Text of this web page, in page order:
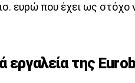
ευρώ που έχει ως
εργαλεία της